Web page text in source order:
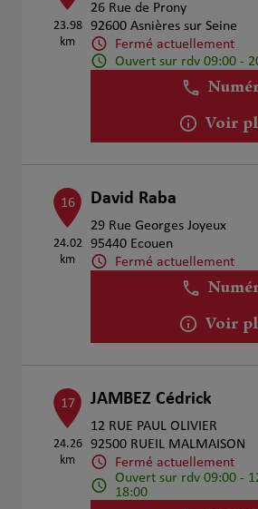
23.98
km
26 Rue de Prony
92600 Asnières sur Seine
Fermé actuellement
Ouvert sur rdv 09:00 -
Voir
16
24.02
km
David Raba
29 Rue Georges Joyeux
95440 Ecouen
Fermé actuellement
Voir
17
24.26
km
JAMBEZ Cédrick
12 RUE PAUL OLIVIER
92500 RUEIL MALMAISON
Fermé actuellement
Ouvert sur rdv 09:00 -
18:00